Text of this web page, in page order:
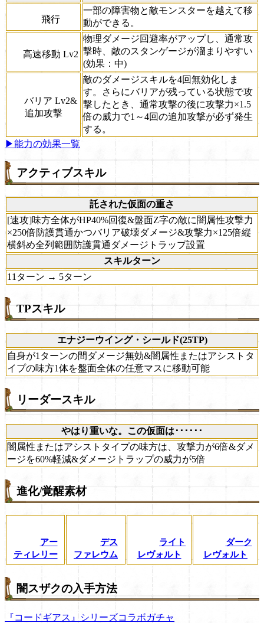
飛行
一部の障害物と敵モンスターを越えて移
動ができる。
高速移動 Lv2
物理ダメージ回避率がアップし、通常攻
撃時、敵のスタンゲージが溜まりやすい
(効果：中)
バリア Lv2&
追加攻撃
敵のダメージスキルを4回無効化しま
す。さらにバリアが残っている状態で攻
撃したとき、通常攻撃の後に攻撃力×1.5
倍の威力で1～4回の追加攻撃が必ず発生
する。
▶能力の効果一覧
アクティブスキル
託された仮面の重さ
[速攻]味方全体がHP40%回復&盤面Z字の敵に闇属性攻撃力
×250倍防護貫通かつバリア破壊ダメージ&攻撃力×125倍縦
横斜め全列範囲防護貫通ダメージトラップ設置
スキルターン
11ターン → 5ターン
TPスキル
エナジーウイング・シールド(25TP)
自身が1ターンの間ダメージ無効&闇属性またはアシストタ
イプの味方1体を盤面全体の任意マスに移動可能
リーダースキル
やはり重いな。この仮面は･･････
闇属性またはアシストタイプの味方は、攻撃力が6倍&ダメ
ージを60%軽減&ダメージトラップの威力が5倍
進化/覚醒素材
アー
ティレリー
デス
ファレウム
ライト
レヴォルト
ダーク
レヴォルト
闇スザクの入手方法
『コードギアス』シリーズコラボガチャ